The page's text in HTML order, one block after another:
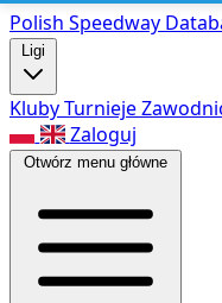
Polish Speedway
Ligi
KlubyTurnieje
Zaloguj
Otwórz menu główne